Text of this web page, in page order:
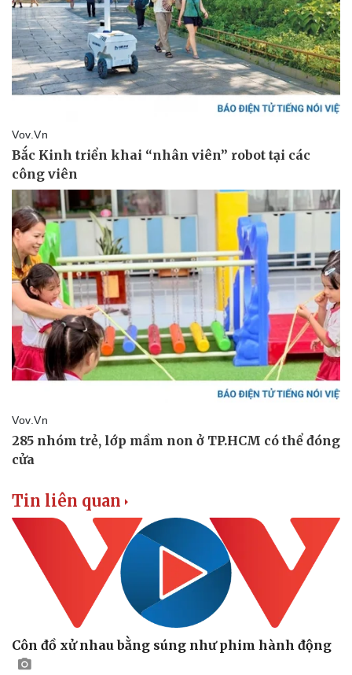
Thể thao
Bóng đá
eSports
Hậu trường
Ô tô - Xe máy
Ô tô
Xe máy
Tin liên quan
Côn đồ xử nhau bằng súng như phim hành động